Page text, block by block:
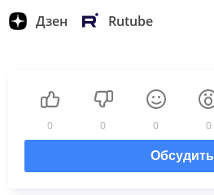
Дзен Rutube
0 0 0 0
Обсудить